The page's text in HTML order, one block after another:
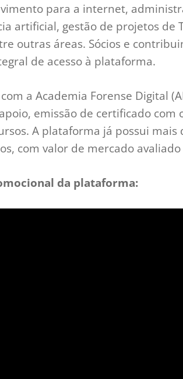
para a internet,
artificial, gestão de projetos de
outras áreas. Sócios e
de acesso à plataforma.
a Academia Forense Digital
emissão de certificado com
A plataforma já possui mais
com valor de mercado
da plataforma: